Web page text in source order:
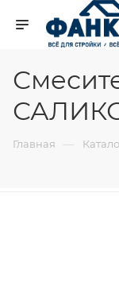
САЛИКС
Главная —